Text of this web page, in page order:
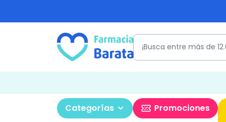
Categorías Promociones